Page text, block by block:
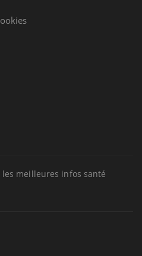
les meilleures infos santé